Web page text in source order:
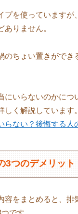
プを使っていますが
ありません。
のちょい置きができ
にいらないのかにつ
しく解説しています。
らない？後悔する人
3つのデメリット
容をまとめると、排